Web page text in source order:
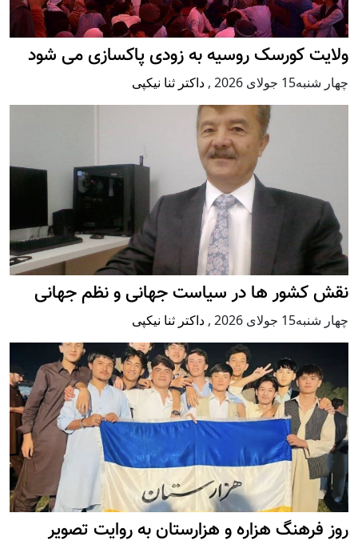
کورسک روسیه به زودی پاکسازی می شود
2026
,داکتر ثنا نیکپی
کشور ها در سیاست جهانی و نظم جهانی
2026
,داکتر ثنا نیکپی
هزاره و هزارستان به روایت تصویر